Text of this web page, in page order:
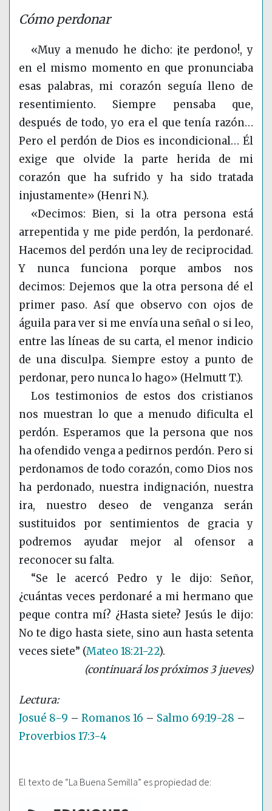
Cómo perdonar
«Muy a menudo he dicho: ¡te perdono!, y
en el mismo momento en que pronunciaba
esas palabras, mi corazón seguía lleno de
resentimiento. Siempre pensaba que,
después de todo, yo era el que tenía razón…
Pero el perdón de Dios es incondicional… Él
exige que olvide la parte herida de mi
corazón que ha sufrido y ha sido tratada
injustamente» (Henri N.).
«Decimos: Bien, si la otra persona está
arrepentida y me pide perdón, la perdonaré.
Hacemos del perdón una ley de reciprocidad.
Y nunca funciona porque ambos nos
decimos: Dejemos que la otra persona dé el
primer paso. Así que observo con ojos de
águila para ver si me envía una señal o si leo,
entre las líneas de su carta, el menor indicio
de una disculpa. Siempre estoy a punto de
perdonar, pero nunca lo hago» (Helmutt T.).
Los testimonios de estos dos cristianos
nos muestran lo que a menudo dificulta el
perdón. Esperamos que la persona que nos
ha ofendido venga a pedirnos perdón. Pero si
perdonamos de todo corazón, como Dios nos
ha perdonado, nuestra indignación, nuestra
ira, nuestro deseo de venganza serán
sustituidos por sentimientos de gracia y
podremos ayudar mejor al ofensor a
reconocer su falta.
“Se le acercó Pedro y le dijo: Señor,
¿cuántas veces perdonaré a mi hermano que
peque contra mí? ¿Hasta siete? Jesús le dijo:
No te digo hasta siete, sino aun hasta setenta
veces siete” (Mateo 18:21-22).
(continuará los próximos 3 jueves)
Josué 8-9 – Romanos 16 – Salmo 69:19-28 –
Proverbios 17:3-4
El texto de “La Buena Semilla” es propiedad de: